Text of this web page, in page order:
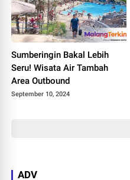
Sumberingin Bakal Lebih
Seru! Wisata Air Tambah
Area Outbound
September 10, 2024
ADV